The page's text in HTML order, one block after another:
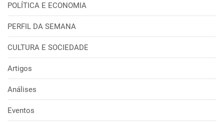
POLÍTICA E ECONOMIA
PERFIL DA SEMANA
CULTURA E SOCIEDADE
Artigos
Análises
Eventos